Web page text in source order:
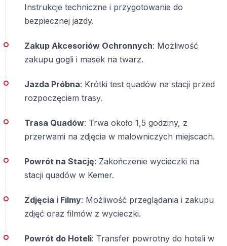
Instrukcje techniczne i przygotowanie do
bezpiecznej jazdy.
Zakup Akcesoriów Ochronnych: Możliwość
zakupu gogli i masek na twarz.
Jazda Próbna: Krótki test quadów na stacji przed
rozpoczęciem trasy.
Trasa Quadów: Trwa około 1,5 godziny, z
przerwami na zdjęcia w malowniczych miejscach.
Powrót na Stację: Zakończenie wycieczki na
stacji quadów w Kemer.
Zdjęcia i Filmy: Możliwość przeglądania i zakupu
zdjęć oraz filmów z wycieczki.
Powrót do Hoteli: Transfer powrotny do hoteli w